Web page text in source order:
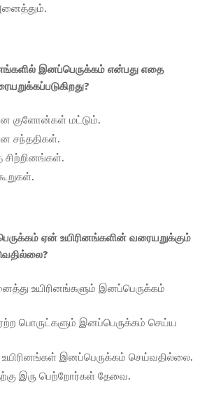
இனப்பெருக்கம் என்பது எதை
குளோன்கள் மட்டும்.
சந்ததிகள்.
சிற்றினங்கள்.
ஏன் உயிரினங்களின் வரையறுக்கும்
உயிரினங்களும் இனப்பெருக்கம்
பொருட்களும் இனப்பெருக்கம் செய்ய
இனப்பெருக்கம் செய்வதில்லை.
இரு பெற்றோர்கள் தேவை.